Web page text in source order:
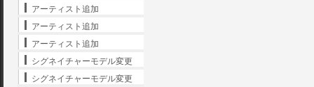
アーティスト追加
アーティスト追加
アーティスト追加
シグネイチャーモデル変更
シグネイチャーモデル変更